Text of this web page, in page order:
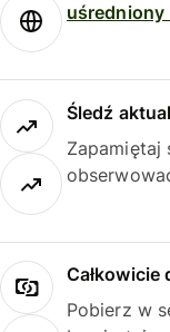
uśredniony
Śledź
Zapamiętaj
Całkowicie
Pobierz w